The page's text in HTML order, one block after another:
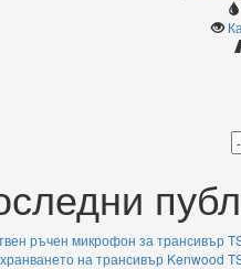
ръчен микрофон за трансивър
на трансивър Kenwood